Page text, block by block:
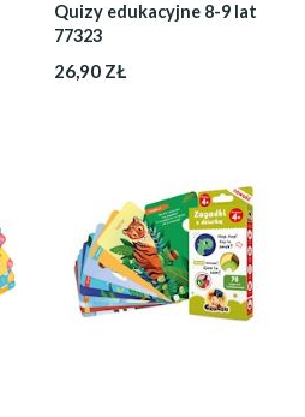
Quizy edukacyjne 8-9 lat
77323
26,90 ZŁ